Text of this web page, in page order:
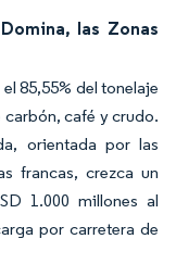
las Zonas
85,55% del tonelaje
café y crudo.
orientada por las
francas, crezca un
1.000 millones al
por carretera de